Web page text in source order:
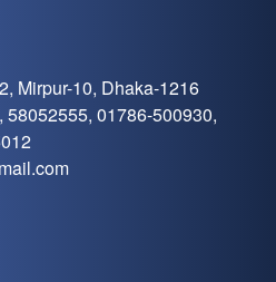
Mirpur-10, Dhaka-1216
01786-500930,